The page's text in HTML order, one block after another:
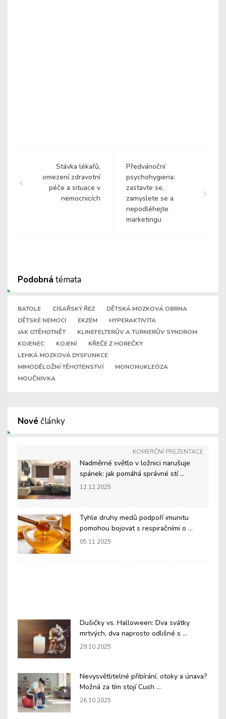
Stávka lékařů,
omezení zdravotní
péče a situace v
nemocnicích
Předvánoční
psychohygiena:
zastavte se,
zamyslete se a
nepodléhejte
marketingu
Podobná témata
BATOLE CÍSAŘSKÝ ŘEZ
DĚTSKÁ MOZKOVÁ OBRNA
DĚTSKÉ NEMOCI
EKZÉM
HYPERAKTIVITA
JAK OTĚHOTNĚT
KLINEFELTERŮV A TURNERŮV SYNDROM
KOJENEC
KOJENÍ
KŘEČE Z HOREČKY
LEHKÁ MOZKOVÁ DYSFUNKCE
MIMODĚLOŽNÍ TĚHOTENSTVÍ
MONONUKLEÓZA
MOUČNIVKA
Nové články
KOMERČNÍ PREZENTACE
Nadměrné světlo v ložnici narušuje
spánek: jak pomáhá správné stí ...
12.12.2025
Tyhle druhy medů podpoří imunitu
pomohou bojovat s respiračními o ...
05.11.2025
Dušičky vs. Halloween: Dva svátky
mrtvých, dva naprosto odlišné s ...
29.10.2025
Nevysvětlitelné přibírání, otoky a únava?
Možná za tím stojí Cush ...
26.10.2025